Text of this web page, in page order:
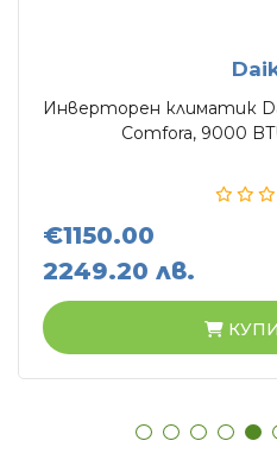
Инверторен климатик
Comfora, 9000
€1150.00
2249.20 лв.